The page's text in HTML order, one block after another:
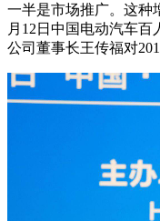
一半是市场推广。这种
月12日中国电动汽车百
公司董事长王传福对